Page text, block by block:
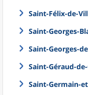
Saint-Félix-de-
Saint-Georges-
Saint-Georges-
Saint-Géraud-
Saint-Germain-